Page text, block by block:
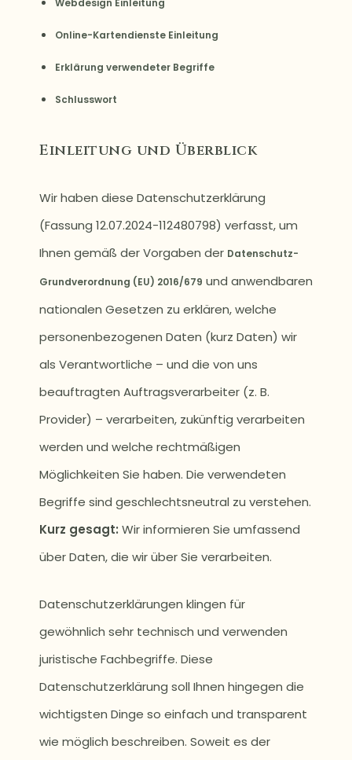
Webdesign Einleitung
Online-Kartendienste Einleitung
Erklärung verwendeter Begriffe
Schlusswort
Einleitung und Überblick
Wir haben diese Datenschutzerklärung
(Fassung 12.07.2024-112480798) verfasst, um
Ihnen gemäß der Vorgaben der Datenschutz-
Grundverordnung (EU) 2016/679 und anwendbaren
nationalen Gesetzen zu erklären, welche
personenbezogenen Daten (kurz Daten) wir
als Verantwortliche – und die von uns
beauftragten Auftragsverarbeiter (z. B.
Provider) – verarbeiten, zukünftig verarbeiten
werden und welche rechtmäßigen
Möglichkeiten Sie haben. Die verwendeten
Begriffe sind geschlechtsneutral zu verstehen.
Kurz gesagt: Wir informieren Sie umfassend
über Daten, die wir über Sie verarbeiten.
Datenschutzerklärungen klingen für
gewöhnlich sehr technisch und verwenden
juristische Fachbegriffe. Diese
Datenschutzerklärung soll Ihnen hingegen die
wichtigsten Dinge so einfach und transparent
wie möglich beschreiben. Soweit es der